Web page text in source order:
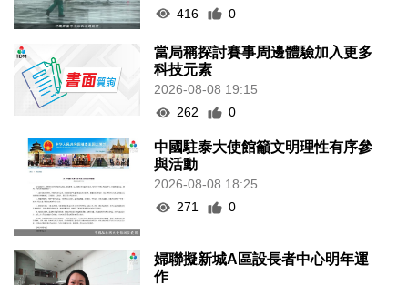
416 0
當局稱探討賽事周邊體驗加入更多
科技元素
2026-08-08 19:15
262
0
中國駐泰大使館籲文明理性有序參
與活動
2026-08-08 18:25
271
0
婦聯擬新城A區設長者中心明年運
作